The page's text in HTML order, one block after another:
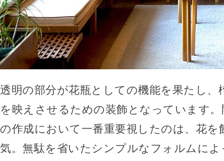
透明の部分が花瓶としての機能を果たし、
を映えさせるための装飾となっています
の作成において一番重要視したのは、花を
気。無駄を省いたシンプルなフォルムに